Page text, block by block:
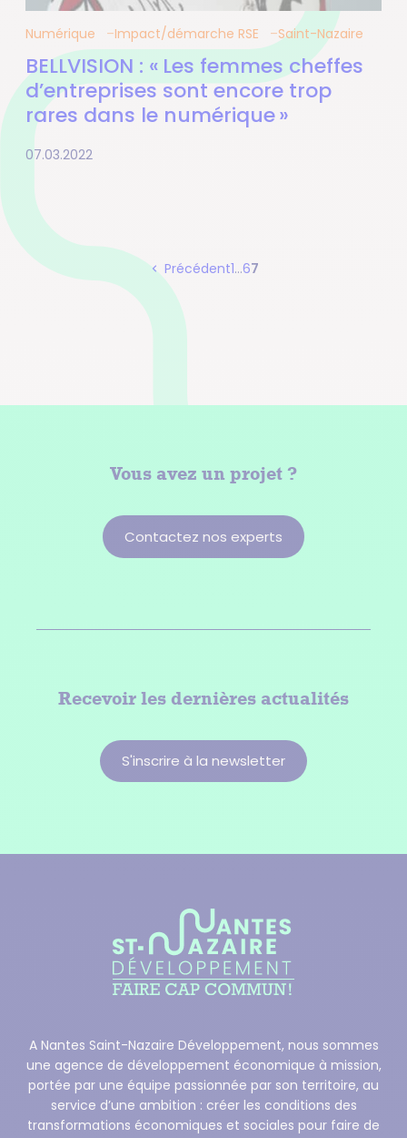
Numérique Impact/démarche RSE Saint-Nazaire
BELLVISION : « Les femmes cheffes
d’entreprises sont encore trop
rares dans le numérique »
07.03.2022
Pagination PrécédentPage
1…Page
6Page
7
Vous avez un projet ?
Contactez nos experts
Recevoir les dernières actualités
S'inscrire à la newsletter
A Nantes Saint-Nazaire Développement, nous sommes
une agence de développement économique à mission,
portée par une équipe passionnée par son territoire, au
service d’une ambition : créer les conditions des
transformations économiques et sociales pour faire de